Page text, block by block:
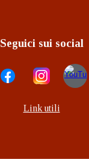
Seguici sui social
Link utili